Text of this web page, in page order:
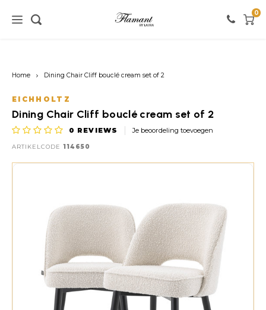
Vloerlampen
Tafellampen
Wandlampen
Kasten
Stoelen
Witte tinten
Roze tinten
Warme Kleuren
0
Home Dining Chair Cliff bouclé cream set of 2
EICHHOLTZ
Dining Chair Cliff bouclé cream set of 2
0 REVIEWS Je beoordeling toevoegen
ARTIKELCODE 114650